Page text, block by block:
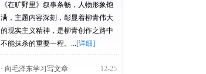
《在旷野里》叙事条畅，人物形象饱
满，主题内容深刻，彰显着柳青伟大
的现实主义精神，是柳青创作之路中
不能抹杀的重要一程。...[详细]
12-25
· 向毛泽东学习写文章